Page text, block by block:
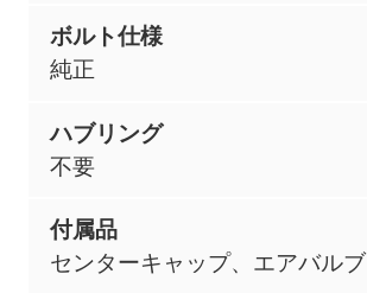
ボルト仕様
純正
ハブリング
不要
付属品
センターキャップ、エアバルブ